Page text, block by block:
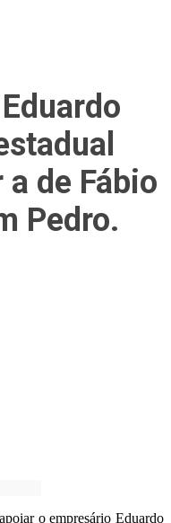
de Fábio
Pedro.
o empresário Eduardo